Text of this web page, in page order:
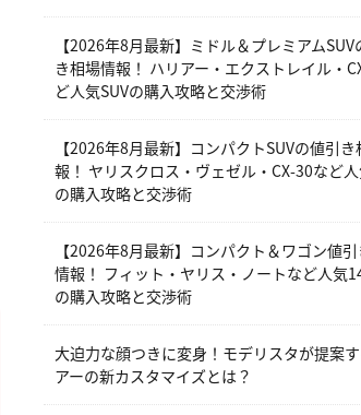
【2026年8月最新】ミドル＆プレミアムSUV
き相場情報！ ハリアー・エクストレイル・
ど人気SUVの購入攻略と交渉術
【2026年8月最新】コンパクトSUVの値引
報！ ヤリスクロス・ヴェゼル・CX-30など
の購入攻略と交渉術
【2026年8月最新】コンパクト＆ワゴン値
情報！ フィット・ヤリス・ノートなど人気
の購入攻略と交渉術
大迫力な顔つきに変身！モデリスタが提案
アーの新カスタマイズとは？